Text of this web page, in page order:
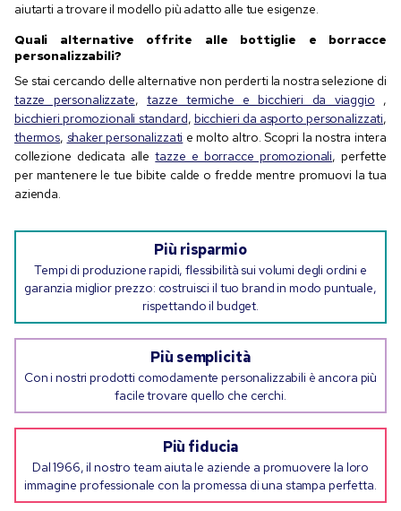
aiutarti a trovare il modello più adatto alle tue esigenze.
Quali alternative offrite alle bottiglie e borracce
personalizzabili?
Se stai cercando delle alternative non perderti la nostra selezione di
tazze personalizzate,tazze termiche e bicchieri da viaggio ,
bicchieri promozionali standard, bicchieri da asporto personalizzati,
thermos, shaker personalizzati e molto altro. Scopri la nostra intera
collezione dedicata alletazze e borracce promozionali, perfette
per mantenere le tue bibite calde o fredde mentre promuovi la tua
azienda.
Più risparmio
Tempi di produzione rapidi, flessibilità sui volumi degli ordini e
garanzia miglior prezzo: costruisci il tuo brand in modo puntuale,
rispettando il budget.
Più semplicità
Con i nostri prodotti comodamente personalizzabili è ancora più
facile trovare quello che cerchi.
Più fiducia
Dal 1966, il nostro team aiuta le aziende a promuovere la loro
immagine professionale con la promessa di una stampa perfetta.